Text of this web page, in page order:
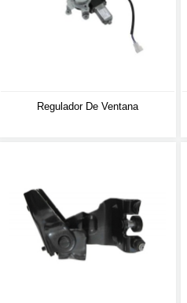
Regulador De Ventana